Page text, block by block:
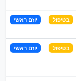
בטיפול יוזם ראשי
בטיפול יוזם ראשי